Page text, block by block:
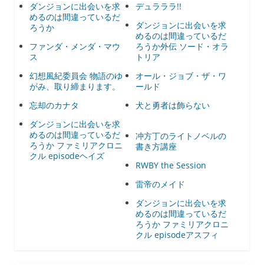
ダンジョンに出会いを求
めるのは間違っているだ
ろうか
ファンダ・メンダ・マウ
ス
幻想風紀委員会 物語のゆ
がみ、取り締まります。
忘却のカナタ
ダンジョンに出会いを求
めるのは間違っているだ
ろうか ファミリアクロニ
クル episodeヘイズ
デュラララ!!
ダンジョンに出会いを求
めるのは間違っているだ
ろうか外伝 ソード・オラ
トリア
オール・ジョブ・ザ・ワ
ールド
犬と勇者は飾らない
冲方丁のライトノベルの
書き方講座
RWBY the Session
雷帝のメイド
ダンジョンに出会いを求
めるのは間違っているだ
ろうか ファミリアクロニ
クル episodeアスフィ